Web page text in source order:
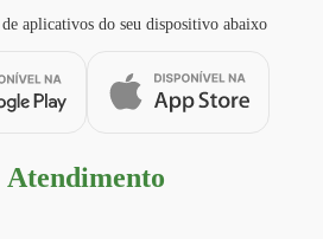
aplicativos do seu dispositivo abaixo
Atendimento